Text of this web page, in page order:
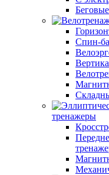
Спин-
тренажеры